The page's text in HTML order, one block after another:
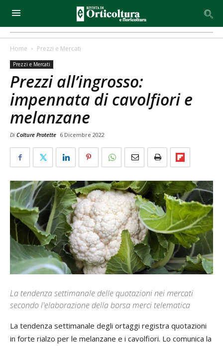
Home Prezzi e Mercati
Prezzi e Mercati
Prezzi all’ingrosso:
impennata di cavolfiori e
melanzane
Di Colture Protette 6 Dicembre 2022
La tendenza settimanale delle quotazioni nei mercati
secondo l'elaborazione della borsa merci telematica
La tendenza settimanale degli ortaggi registra quotazioni
in forte rialzo per le melanzane e i cavolfiori. Lo comunica la